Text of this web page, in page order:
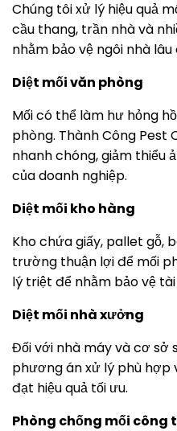
Chúng tôi xử lý hiệu quả
cầu thang, trần nhà và
nhằm bảo vệ ngôi nhà lâu
Diệt mối văn phòng
Mối có thể làm hư hỏng
phòng. Thành Công Pest
nhanh chóng, giảm thiểu
của doanh nghiệp.
Diệt mối kho hàng
Kho chứa giấy, pallet gỗ,
trường thuận lợi để mối
lý triệt để nhằm bảo vệ
Diệt mối nhà xưởng
Đối với nhà máy và cơ sở
phương án xử lý phù
đạt hiệu quả tối ưu.
Phòng chống mối công